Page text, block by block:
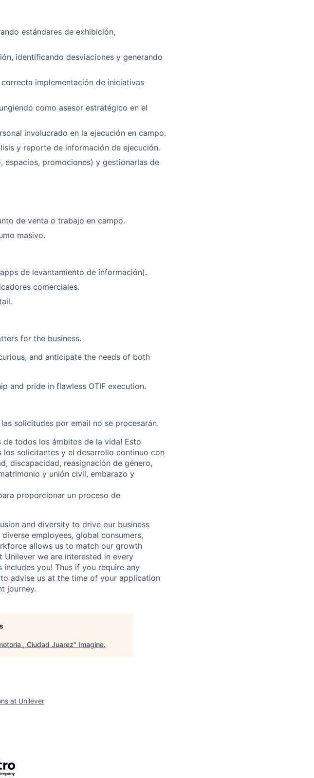
estándares de exhibición,
identificando desviaciones y generando
implementación de iniciativas
como asesor estratégico en el
involucrado en la ejecución en campo.
y reporte de información de ejecución.
promociones) y gestionarlas de
de venta o trabajo en campo.
masivo.
de levantamiento de información).
comerciales.
for the business.
and anticipate the needs of both
and pride in flawless OTIF execution.
solicitudes por email no se procesarán.
de todos los ámbitos de la vida! Esto
solicitantes y el desarrollo continuo con
discapacidad, reasignación de género,
y unión civil, embarazo y
proporcionar un proceso de
and diversity to drive our business
employees, global consumers,
allows us to match our growth
Unilever we are interested in every
you! Thus if you require any
advise us at the time of your application
journey.
, Ciudad Juarez" Imagine.
at Unilever